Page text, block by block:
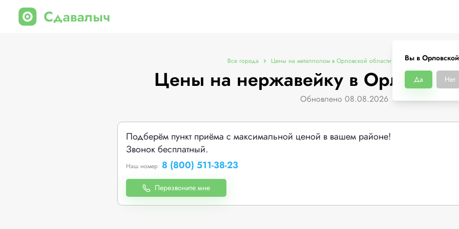
Вы в
Да Нет
Все города Цены на металлолом в Орловской области Цены на
Цены на нержавейку в
Обновлено 08.08.2026
Подберём пункт приёма с максимальной ценой в вашем районе!
Звонок бесплатный.
Наш номер 8 (800) 511-38-23
Перезвоните мне